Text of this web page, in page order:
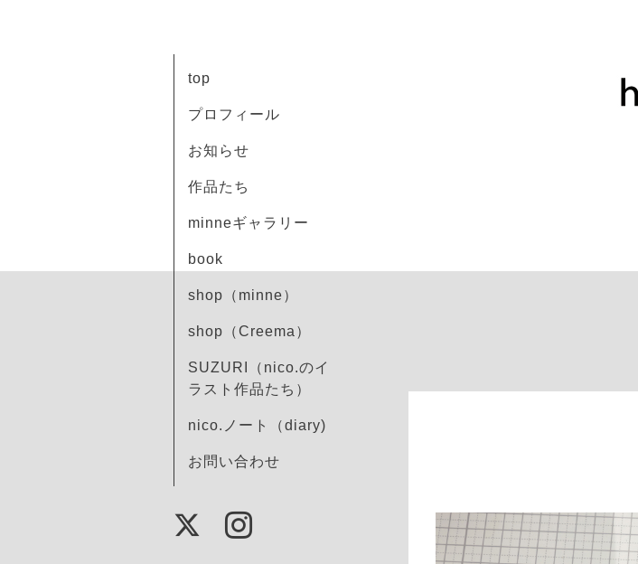
top
プロフィール
お知らせ
作品たち
minneギャラリー
book
shop（minne）
shop（Creema）
SUZURI（nico.のイ
ラスト作品たち）
nico.ノート（diary)
お問い合わせ